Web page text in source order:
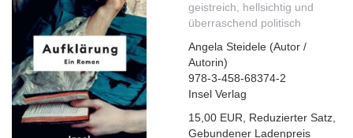
geistreich, hellsichtig und
überraschend politisch
Angela Steidele (Autor /
Autorin)
978-3-458-68374-2
Insel Verlag
15,00 EUR
Reduzierter Satz
Gebundener Ladenpreis